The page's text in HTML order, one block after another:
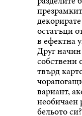
остатъци
в ефектна
Друг
собствени
твърд
вариант,
необичаен
бельото